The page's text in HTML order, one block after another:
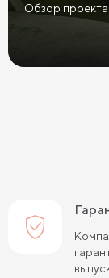
Обзор